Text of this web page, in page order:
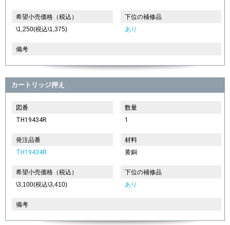
希望小売価格（税込）
\1,250(税込\1,375)
下位の補修品
あり
備考
カートリッジ押え
図番
TH19434R
数量
1
発注品番
TH19434R
材料
黄銅
希望小売価格（税込）
\3,100(税込\3,410)
下位の補修品
あり
備考